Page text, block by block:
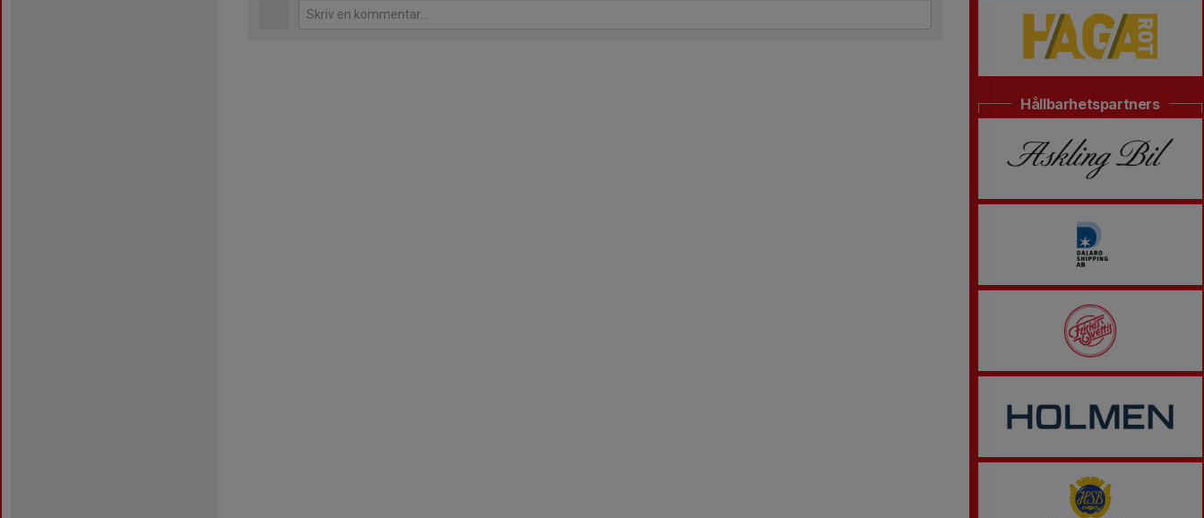
Hållbarhetspartners